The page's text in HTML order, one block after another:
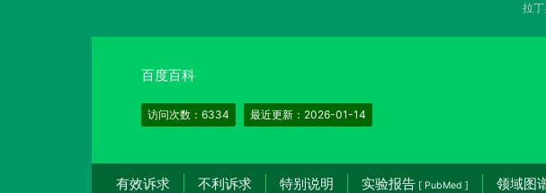
拉丁
百度百科
访问次数：6334 最近更新：2026-01-14
有效诉求 不利诉求 特别说明 实验报告 [ PubMed ] 领域图